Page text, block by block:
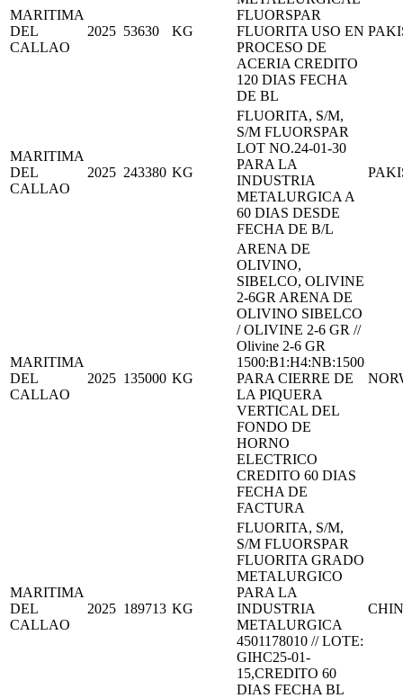
MARITIMA
DEL
CALLAO
2025 53630 KG
FLUORSPAR
FLUORITA USO EN
PROCESO DE
ACERIA CREDITO
120 DIAS FECHA
DE BL
MARITIMA
DEL
CALLAO
2025 243380 KG
FLUORITA, S/M,
S/M FLUORSPAR
LOT NO.24-01-30
PARA LA
INDUSTRIA
METALURGICA A
60 DIAS DESDE
FECHA DE B/L
MARITIMA
DEL
CALLAO
2025 135000 KG
ARENA DE
OLIVINO,
SIBELCO, OLIVINE
2-6GR ARENA DE
OLIVINO SIBELCO
/ OLIVINE 2-6 GR //
Olivine 2-6 GR
1500:B1:H4:NB:1500
PARA CIERRE DE
LA PIQUERA
VERTICAL DEL
FONDO DE
HORNO
ELECTRICO
CREDITO 60 DIAS
FECHA DE
FACTURA
MARITIMA
DEL
CALLAO
2025 189713 KG
FLUORITA, S/M,
S/M FLUORSPAR
FLUORITA GRADO
METALURGICO
PARA LA
INDUSTRIA
METALURGICA
4501178010 // LOTE:
GIHC25-01-
15,CREDITO 60
DIAS FECHA BL